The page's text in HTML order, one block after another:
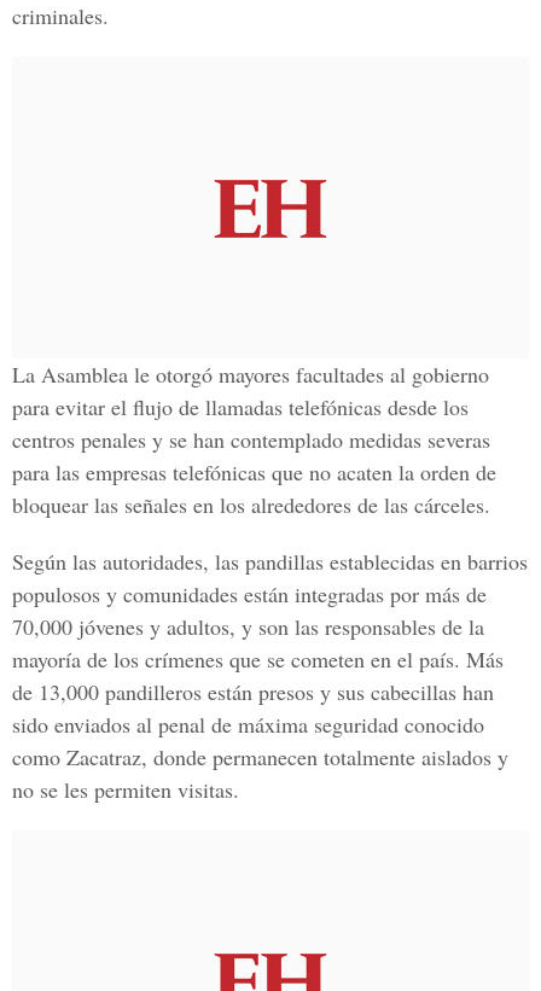
criminales.
La Asamblea le otorgó mayores facultades al gobierno
para evitar el flujo de llamadas telefónicas desde los
centros penales y se han contemplado medidas severas
para las empresas telefónicas que no acaten la orden de
bloquear las señales en los alrededores de las cárceles.
Según las autoridades, las pandillas establecidas en barrios
populosos y comunidades están integradas por más de
70,000 jóvenes y adultos, y son las responsables de la
mayoría de los crímenes que se cometen en el país. Más
de 13,000 pandilleros están presos y sus cabecillas han
sido enviados al penal de máxima seguridad conocido
como Zacatraz, donde permanecen totalmente aislados y
no se les permiten visitas.